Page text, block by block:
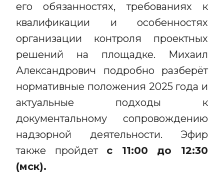
его обязанностях, требованиях к
квалификации и особенностях
организации контроля проектных
решений на площадке. Михаил
Александрович подробно разберёт
нормативные положения 2025 года и
актуальные подходы к
документальному сопровождению
надзорной деятельности. Эфир
также пройдет с 11:00 до 12:30
(мск).